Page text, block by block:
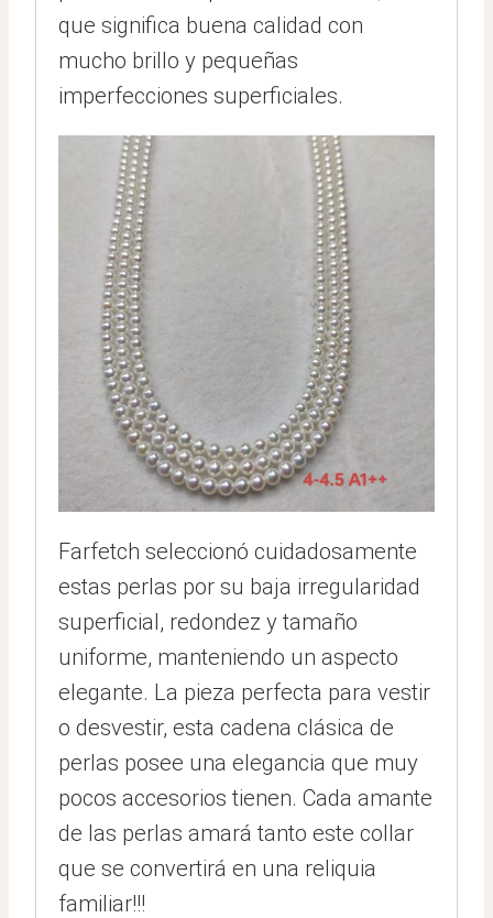
que significa buena calidad con
mucho brillo y pequeñas
imperfecciones superficiales.
Farfetch seleccionó cuidadosamente
estas perlas por su baja irregularidad
superficial, redondez y tamaño
uniforme, manteniendo un aspecto
elegante. La pieza perfecta para vestir
o desvestir, esta cadena clásica de
perlas posee una elegancia que muy
pocos accesorios tienen. Cada amante
de las perlas amará tanto este collar
que se convertirá en una reliquia
familiar!!!